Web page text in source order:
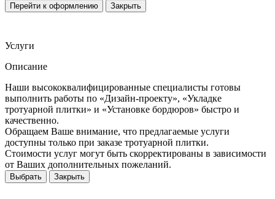
Перейти к оформлению Закрыть
Услуги
Описание
Наши высококвалифицированные специалисты готовы
выполнить работы по «Дизайн-проекту», «Укладке
тротуарной плитки» и «Установке бордюров» быстро и
качественно.
Обращаем Ваше внимание, что предлагаемые услуги
доступны только при заказе тротуарной плитки.
Стоимости услуг могут быть скорректированы в зависимости
от Ваших дополнительных пожеланий.
Выбрать Закрыть